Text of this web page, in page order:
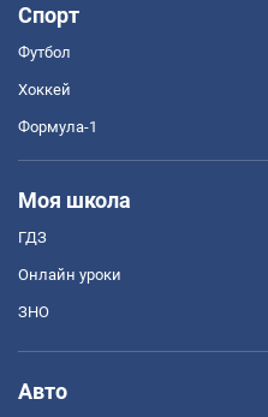
Спорт
Футбол
Хоккей
Формула-1
Моя школа
ГДЗ
Онлайн уроки
ЗНО
Авто